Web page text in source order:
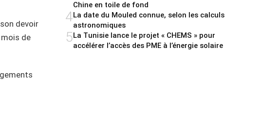
devoir
de
Chine en toile de fond
4La date du Mouled connue, selon les calculs
astronomiques
5La Tunisie lance le projet « CHEMS » pour
accélérer l’accès des PME à l’énergie solaire